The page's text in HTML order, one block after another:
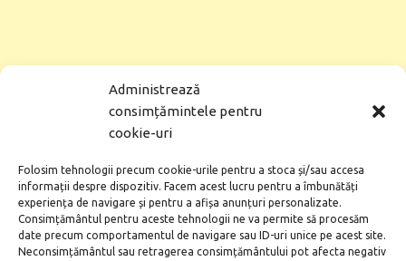
Administrează
consimțămintele pentru
cookie-uri
Folosim tehnologii precum cookie-urile pentru a stoca și/sau accesa
informații despre dispozitiv. Facem acest lucru pentru a îmbunătăți
experiența de navigare și pentru a afișa anunțuri personalizate.
Consimțământul pentru aceste tehnologii ne va permite să procesăm
date precum comportamentul de navigare sau ID-uri unice pe acest site.
Neconsimțământul sau retragerea consimțământului pot afecta negativ